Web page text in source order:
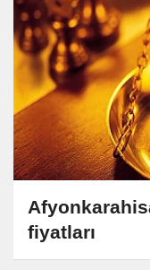
fiyatları